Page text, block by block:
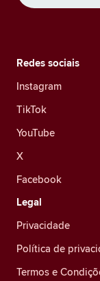
Redes sociais
Instagram
TikTok
YouTube
X
Facebook
Legal
Privacidade
Política de
Termos e